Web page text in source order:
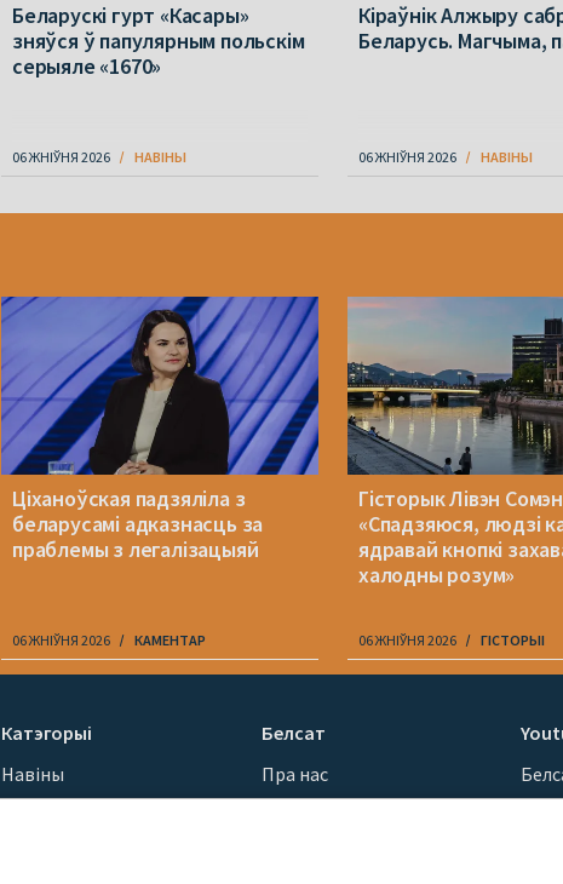
Беларускі гурт «Касары»
зняўся ў папулярным польскім
серыяле «1670»
06 ЖНІЎНЯ 2026 НАВІНЫ
Кіраўнік Алжыру
Беларусь. Магчыма,
06 ЖНІЎНЯ 2026 НАВІНЫ
Ціханоўская падзяліла з
беларусамі адказнасць за
праблемы з легалізацыяй
06 ЖНІЎНЯ 2026 КАМЕНТАР
Гісторык Лівэн
«Спадзяюся, людзі
ядравай кнопкі
халодны розум»
06 ЖНІЎНЯ 2026 ГІСТОРЫІ
Катэгорыі
Навіны
Вайна
Белсат
Пра нас
Кантакты